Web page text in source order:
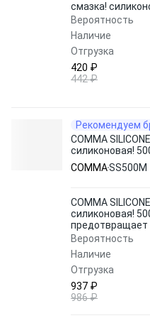
смазка!
Вероятность
Наличие
Отгрузка
420 ₽
442 ₽
Рекомендуем
COMMA
силиконовая!
предотвращает
COMMASS500M
COMMA
силиконовая!
предотвращает
Вероятность
Наличие
Отгрузка
937 ₽
986 ₽